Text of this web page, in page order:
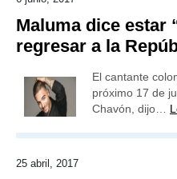
Maluma dice estar
regresar a la
El cantante
próximo 17 de
Chavón, dijo…
25 abril, 2017